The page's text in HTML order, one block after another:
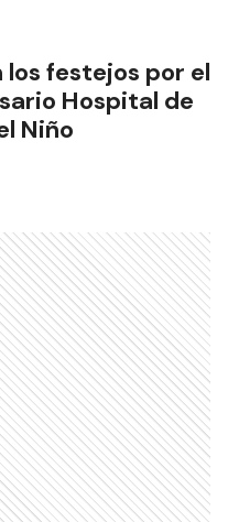
los festejos por el
Hospital de
Niño